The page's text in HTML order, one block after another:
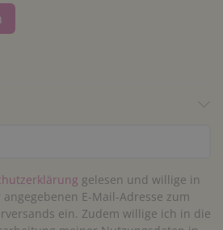
gelesen und willige in
E-Mail-Adresse zum
ein. Zudem willige ich in die